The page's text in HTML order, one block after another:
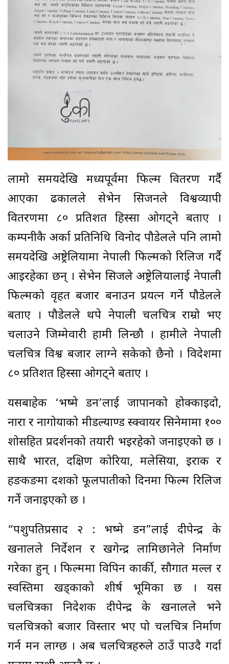
लामो समयदेखि मध्यपूर्वमा फिल्म वितरण गर्दै
आएका ढकालले सेभेन सिजनले विश्वव्यापी
वितरणमा ८० प्रतिशत हिस्सा ओगट्ने बताए ।
कम्पनीकै अर्का प्रतिनिधि विनोद पौडेलले पनि लामो
समयदेखि अष्ट्रेलियामा नेपाली फिल्मको रिलिज गर्दै
आइरहेका छन् । सेभेन सिजले अष्ट्रेलियालाई नेपाली
फिल्मको वृहत बजार बनाउन प्रयत्न गर्ने पौडेलले
बताए । पौडेलले थपे नेपाली चलचित्र राम्रो भए
चलाउने जिम्मेवारी हामी लिन्छौ । हामीले नेपाली
चलचित्र विश्व बजार लाग्ने सकेको छैनो । विदेशमा
८० प्रतिशत हिस्सा ओगट्ने बताए ।
यसबाहेक ‘भष्मे डन’लाई जापानको होक्काइदो,
नारा र नागोयाको मीडल्याण्ड स्क्वायर सिनेमामा १००
शोसहित प्रदर्शनको तयारी भइरहेको जनाइएको छ ।
साथै भारत, दक्षिण कोरिया, मलेसिया, इराक र
हङकङमा दशैंको फूलपातीको दिनमा फिल्म रिलिज
गर्ने जनाइएको छ ।
“पशुपतिप्रसाद २ : भष्मे डन”लाई दीपेन्द्र के
खनालले निर्देशन र खगेन्द्र लामिछानेले निर्माण
गरेका हुन् । फिल्ममा विपिन कार्की, सौगात मल्ल र
स्वस्तिमा खड्काको शीर्ष भूमिका छ । यस
चलचित्रका निदेशक दीपेन्द्र के खनालले भने
चलचित्रको बजार विस्तार भए पो चलचित्र निर्माण
गर्न मन लाग्छ । अब चलचित्रहरुले ठाउँ पाउदै गर्दा